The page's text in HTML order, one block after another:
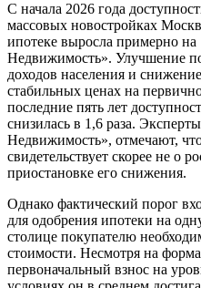
С начала 2026 года
массовых новостройках
ипотеке выросла примерно
Недвижимость». Улучшение
доходов населения и
стабильных ценах на
последние пять лет
снизилась в 1,6 раза.
Недвижимость», отмечают,
свидетельствует скорее не о
приостановке его снижения.
Однако фактический порог
для одобрения ипотеки на
столице покупателю
стоимости. Несмотря на
первоначальный взнос на